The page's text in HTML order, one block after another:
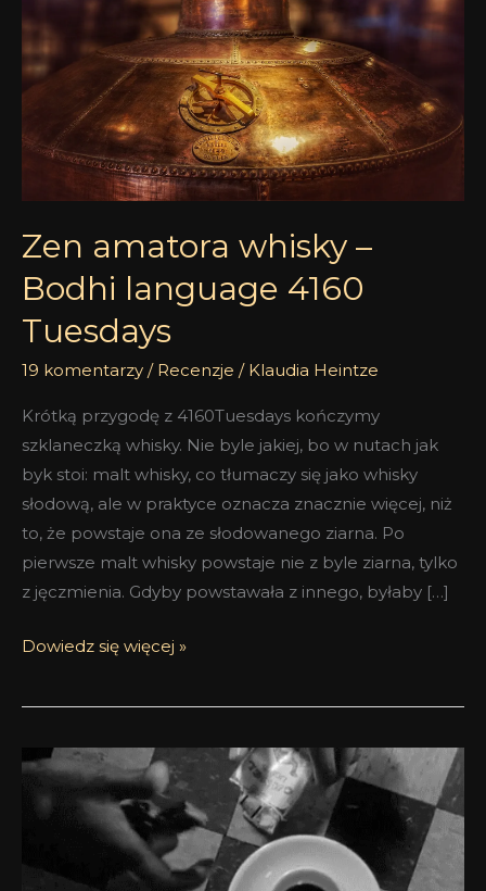
Zen amatora whisky –
Bodhi language 4160
Tuesdays
19 komentarzy / Recenzje / Klaudia Heintze
Krótką przygodę z 4160Tuesdays kończymy
szklaneczką whisky. Nie byle jakiej, bo w nutach jak
byk stoi: malt whisky, co tłumaczy się jako whisky
słodową, ale w praktyce oznacza znacznie więcej, niż
to, że powstaje ona ze słodowanego ziarna. Po
pierwsze malt whisky powstaje nie z byle ziarna, tylko
z jęczmienia. Gdyby powstawała z innego, byłaby […]
Bodhi
language
4160
Tuesdays
Dowiedz się więcej »
Kawa
papierosy
Black